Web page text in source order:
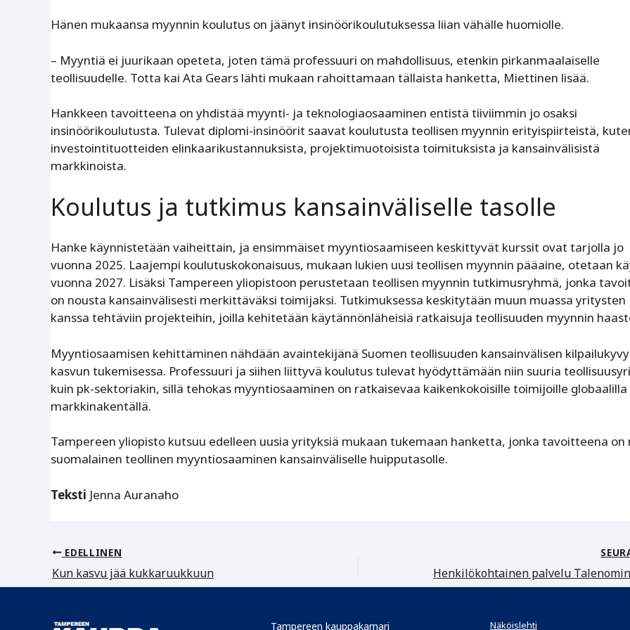
Hänen mukaansa myynnin koulutus on jäänyt insinöörikoulutuksessa liian vähälle huomiolle.
– Myyntiä ei juurikaan opeteta, joten tämä professuuri on mahdollisuus, etenkin pirkanmaalaiselle
teollisuudelle. Totta kai Ata Gears lähti mukaan rahoittamaan tällaista hanketta, Miettinen lisää.
Hankkeen tavoitteena on yhdistää myynti- ja teknologiaosaaminen entistä tiiviimmin jo osaksi
insinöörikoulutusta. Tulevat diplomi-insinöörit saavat koulutusta teollisen myynnin erityispiirteistä,
investointituotteiden elinkaarikustannuksista, projektimuotoisista toimituksista ja kansainvälisistä
markkinoista.
Koulutus ja tutkimus kansainväliselle tasolle
Hanke käynnistetään vaiheittain, ja ensimmäiset myyntiosaamiseen keskittyvät kurssit ovat tarjolla jo
vuonna 2025. Laajempi koulutuskokonaisuus, mukaan lukien uusi teollisen myynnin pääaine, otetaan
vuonna 2027. Lisäksi Tampereen yliopistoon perustetaan teollisen myynnin tutkimusryhmä, jonka
on nousta kansainvälisesti merkittäväksi toimijaksi. Tutkimuksessa keskitytään muun muassa yritysten
kanssa tehtäviin projekteihin, joilla kehitetään käytännönläheisiä ratkaisuja teollisuuden myynnin
Myyntiosaamisen kehittäminen nähdään avaintekijänä Suomen teollisuuden kansainvälisen
kasvun tukemisessa. Professuuri ja siihen liittyvä koulutus tulevat hyödyttämään niin suuria
kuin pk-sektoriakin, sillä tehokas myyntiosaaminen on ratkaisevaa kaikenkokoisille toimijoille globaalilla
markkinakentällä.
Tampereen yliopisto kutsuu edelleen uusia yrityksiä mukaan tukemaan hanketta, jonka tavoitteena on
suomalainen teollinen myyntiosaaminen kansainväliselle huipputasolle.
Teksti Jenna Auranaho
EDELLINEN
Kun kasvu jää kukkaruukkuun
Tampereen kauppakamari Näköislehti